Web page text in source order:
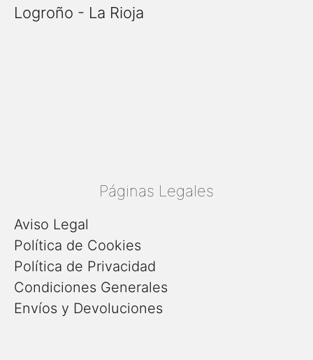
Páginas Legales
Aviso Legal
Política de Cookies
Política de Privacidad
Condiciones Generales
Envíos y Devoluciones
Logroño - La Rioja